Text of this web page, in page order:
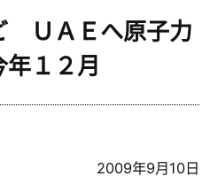
ＵＡＥへ原子力
１２月
2009年9月10日